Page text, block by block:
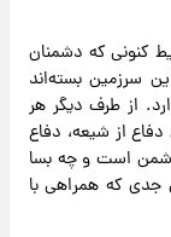
کنونی که دشمنان
سرزمین بسته‌اند
از طرف دیگر هر
از شیعه، دفاع
دشمن است و چه بسا
جدی که همراهی با